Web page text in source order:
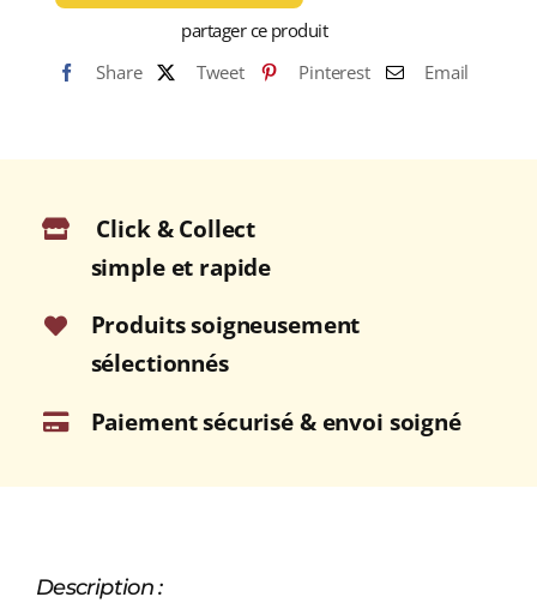
DUO
CARAMEL
FLEUR
200g
partager ce produit
Share
Tweet Pinterest Email
Click & Collect
simple et rapide
Produits soigneusement
sélectionnés
Paiement sécurisé & envoi soigné
Description :